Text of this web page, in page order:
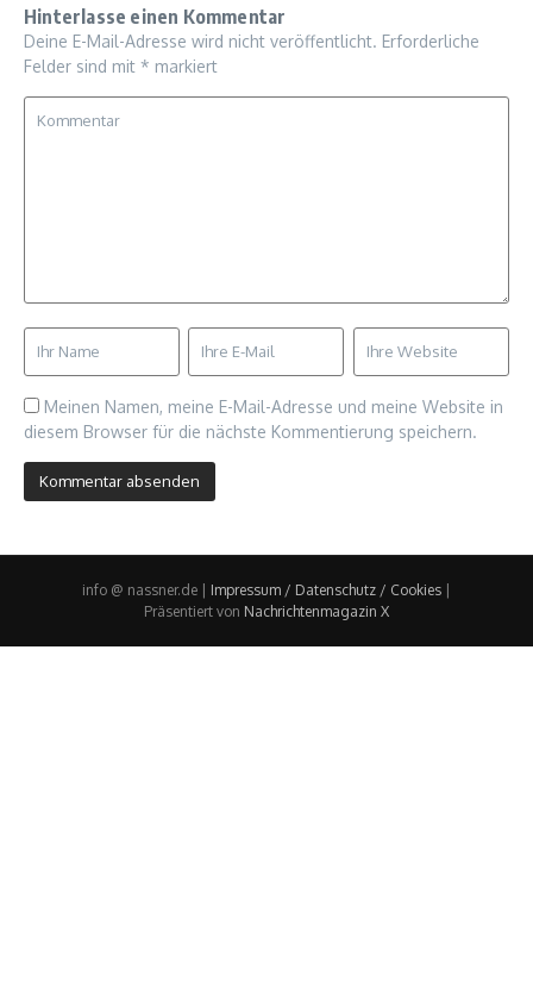
Hinterlasse einen Kommentar
Deine E-Mail-Adresse wird nicht veröffentlicht. Erforderliche
Felder sind mit * markiert
Meinen Namen, meine E-Mail-Adresse und meine Website in
diesem Browser für die nächste Kommentierung speichern.
info @ nassner.de | Impressum / Datenschutz / Cookies
Präsentiert von Nachrichtenmagazin X